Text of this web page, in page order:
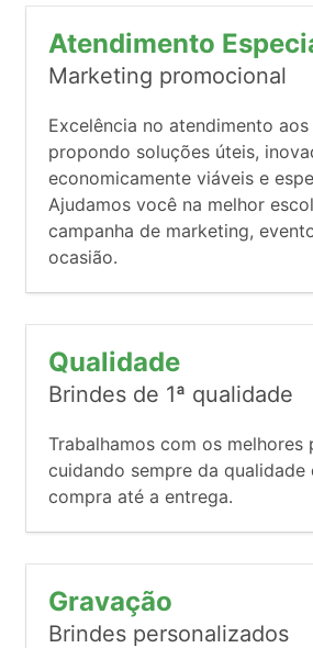
Atendimento
Marketing promocional
Excelência no atendimento
propondo soluções úteis,
economicamente viáveis e
Ajudamos você na melhor
campanha de marketing,
ocasião.
Qualidade
Brindes de 1ª qualidade
Trabalhamos com os melhores
cuidando sempre da qualidade
compra até a entrega.
Gravação
Brindes personalizados